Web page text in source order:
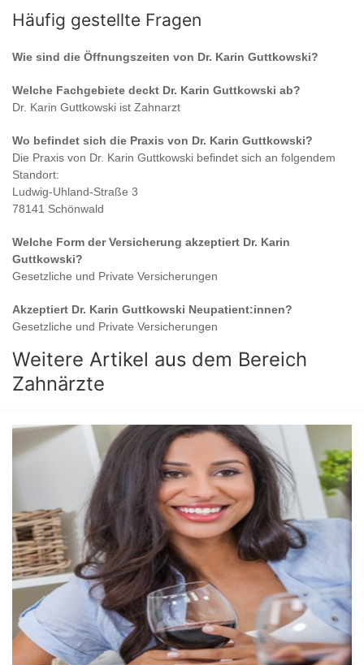
Häufig gestellte Fragen
Wie sind die Öffnungszeiten von Dr. Karin Guttkowski?
Welche Fachgebiete deckt Dr. Karin Guttkowski ab?
Dr. Karin Guttkowski ist Zahnarzt
Wo befindet sich die Praxis von Dr. Karin Guttkowski?
Die Praxis von Dr. Karin Guttkowski befindet sich an folgendem
Standort:
Ludwig-Uhland-Straße 3
78141 Schönwald
Welche Form der Versicherung akzeptiert Dr. Karin
Guttkowski?
Gesetzliche und Private Versicherungen
Akzeptiert Dr. Karin Guttkowski Neupatient:innen?
Gesetzliche und Private Versicherungen
Weitere Artikel aus dem Bereich
Zahnärzte